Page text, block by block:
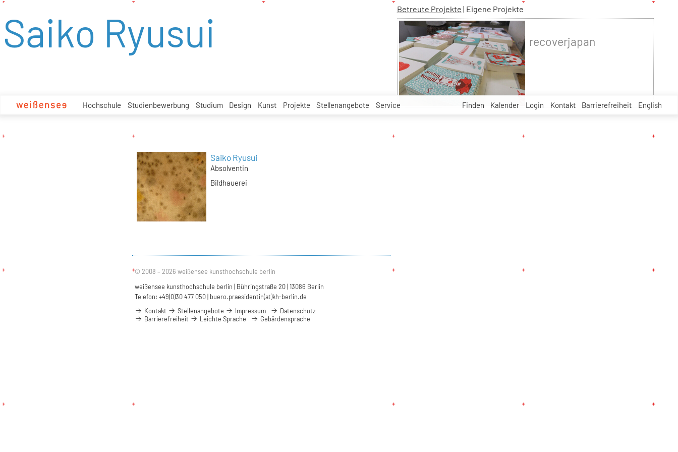
zum
Hochschule Studienbewerbung Studium Design Kunst Projekte Stellenangebote Service Finden Kalender Login Kontakt Barrierefreiheit English
Saiko Ryusui
Saiko Ryusui
Absolventin
Bildhauerei
Betreute Projekte | Eigene Projekte
recoverjapan
© 2008 – 2026 weißensee kunsthochschule berlin
weißensee kunsthochschule berlin | Bühringstraße 20 | 13086 Berlin
Telefon: +49(0)30 477 050 | buero.praesidentin(at)kh-berlin.de
Kontakt
Stellenangebote Impressum
Datenschutz
Barrierefreiheit
Leichte Sprache Gebärdensprache